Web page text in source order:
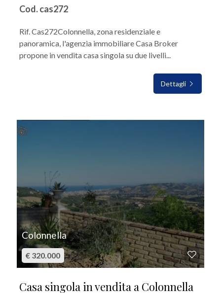
Cod. cas272
Rif. Cas272Colonnella, zona residenziale e
panoramica, l'agenzia immobiliare Casa Broker
propone in vendita casa singola su due livelli...
Dettagli
Colonnella
€ 320.000
Casa singola in vendita a Colonnella